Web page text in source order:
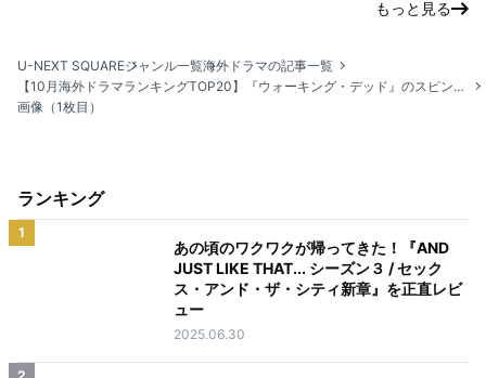
もっと見る
U-NEXT SQUAREジャンル一覧海外ドラマの記事一覧
【10月海外ドラマランキングTOP20】『ウォーキング・デッド』のスピンオフ『ウォーキング・デッド：ダリル・ディクソン』がランクイン！
画像（1枚目）
ランキング
1
あの頃のワクワクが帰ってきた！『AND
JUST LIKE THAT... シーズン３ / セック
ス・アンド・ザ・シティ新章』を正直レビ
ュー
2025.06.30